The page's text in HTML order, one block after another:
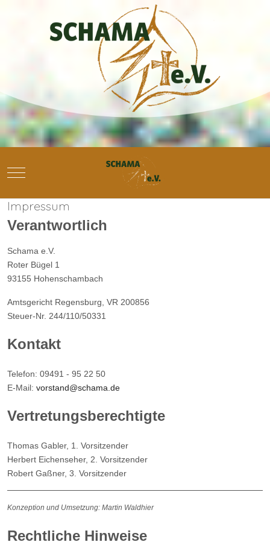
Mobile Menu Toggle
Impressum
Verantwortlich
Schama e.V.
Roter Bügel 1
93155 Hohenschambach
Amtsgericht Regensburg, VR 200856
Steuer-Nr. 244/110/50331
Kontakt
Telefon: 09491 - 95 22 50
E-Mail: vorstand@schama.de
Vertretungsberechtigte
Thomas Gabler, 1. Vorsitzender
Herbert Eichenseher, 2. Vorsitzender
Robert Gaßner, 3. Vorsitzender
Konzeption und Umsetzung: Martin Waldhier
Rechtliche Hinweise